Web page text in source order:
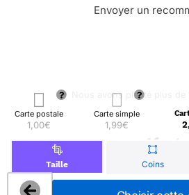
Carte postale
1,00€
Carte simple
1,99€
Taille Coins
Envoyer un
🌳 Nous avons planté plus de
© Merci Facteur